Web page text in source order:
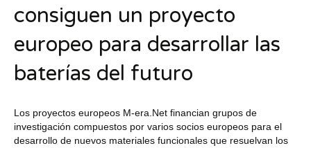
consiguen un proyecto
europeo para desarrollar las
baterías del futuro
Los proyectos europeos M-era.Net financian grupos de
investigación compuestos por varios socios europeos para el
desarrollo de nuevos materiales funcionales que resuelvan los